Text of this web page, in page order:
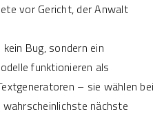
vor Gericht, der Anwalt
Bug, sondern ein
funktionieren als
– sie wählen bei
nächste